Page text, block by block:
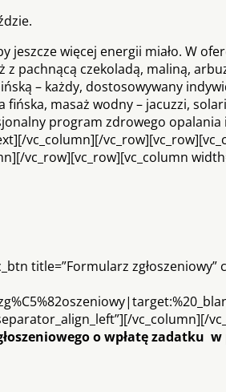
jeszcze więcej energii miało. W
pachnącą czekoladą, maliną,
– każdy, dostosowywany
fińska, masaż wodny – jacuzzi,
program zdrowego
vc_column][/
vc_row][vc_row][vc_column
title=”Formularz zgłoszeniowy”
vc_column][/
o wpłatę zadatku